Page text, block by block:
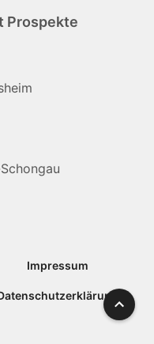
Prospekte
Impressum
Nach